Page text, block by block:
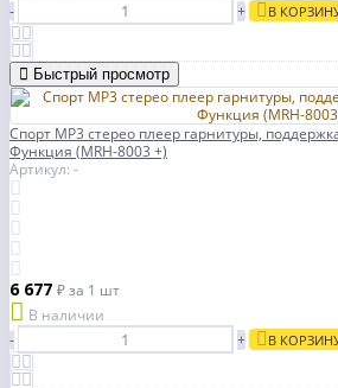
-
+ В
Быстрый просмотр
Спорт MP3 стерео плеер гарнитуры,
Функция (MRH-8003 +)
Артикул: -
6 677 ₽за 1 шт
В наличии
-
+ В